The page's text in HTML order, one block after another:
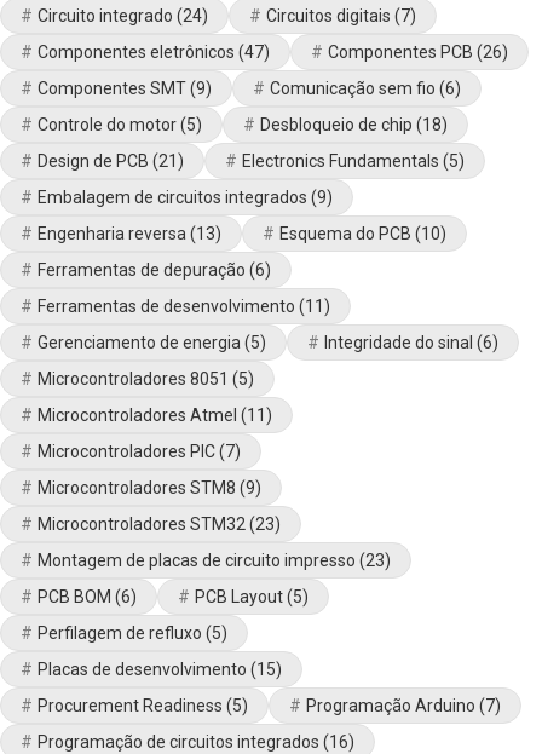
Circuito integrado (24) Circuitos digitais (7)
Componentes eletrônicos (47) Componentes PCB (26)
Componentes SMT(9) Comunicação sem fio (6)
Controle do motor(5) Desbloqueio de chip (18)
Design de PCB (21) Electronics Fundamentals (5)
Embalagem de circuitos integrados (9)
Engenharia reversa(13) Esquema do PCB (10)
Ferramentas de depuração (6)
Ferramentas de desenvolvimento (11)
Gerenciamento de energia(5) Integridade do sinal (6)
Microcontroladores 8051 (5)
Microcontroladores Atmel (11)
Microcontroladores PIC(7)
Microcontroladores STM8 (9)
Microcontroladores STM32(23)
Montagem de placas de circuito impresso (23)
PCB BOM (6) PCB Layout(5)
Perfilagem de refluxo (5)
Placas de desenvolvimento (15)
Procurement Readiness (5) Programação Arduino (7)
Programação de circuitos integrados (16)